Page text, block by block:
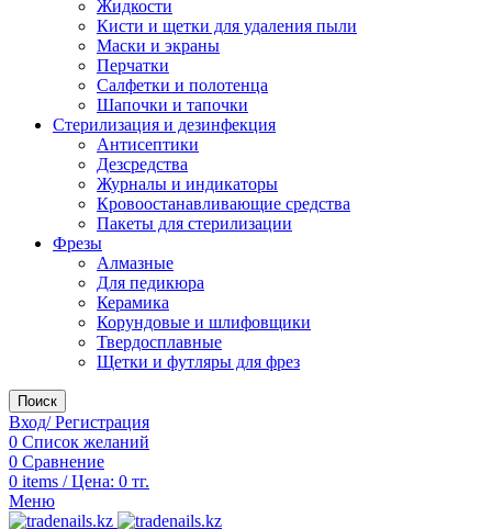
Жидкости
Кисти и щетки для удаления пыли
Маски и экраны
Перчатки
Салфетки и полотенца
Шапочки и тапочки
Стерилизация и дезинфекция
Антисептики
Дезсредства
Журналы и индикаторы
Кровоостанавливающие средства
Пакеты для стерилизации
Фрезы
Алмазные
Для педикюра
Керамика
Корундовые и шлифовщики
Твердосплавные
Щетки и футляры для фрез
Поиск
Вход/ Регистрация
0 Список желаний
0 Сравнение
0 items / Цена: 0 тг.
Меню